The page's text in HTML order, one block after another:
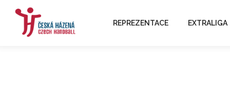
REPREZENTACE EXTRALIGA